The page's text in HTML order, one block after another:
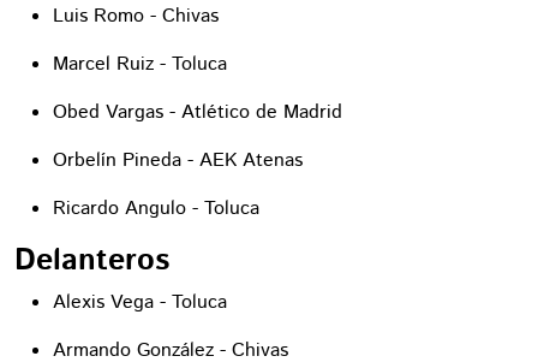
Luis Romo - Chivas
Marcel Ruiz - Toluca
Obed Vargas - Atlético de Madrid
Orbelín Pineda - AEK Atenas
Ricardo Angulo - Toluca
Delanteros
Alexis Vega - Toluca
Armando González - Chivas